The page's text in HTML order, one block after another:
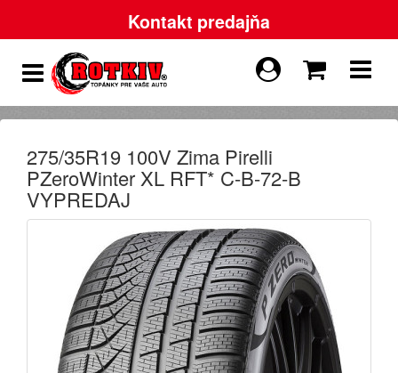
Kontakt predajňa
275/35R19 100V Zima Pirelli
PZeroWinter XL RFT* C-B-72-B
VYPREDAJ